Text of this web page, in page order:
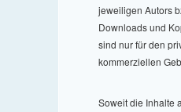
jeweiligen Autors
Downloads und
sind nur für den
kommerziellen
Soweit die Inhalte